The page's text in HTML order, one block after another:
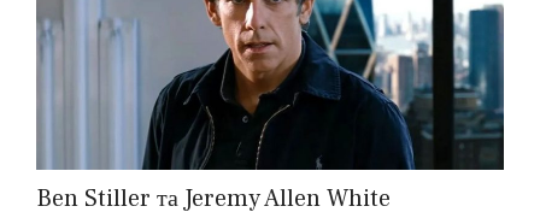
Ben Stiller та Jeremy Allen White